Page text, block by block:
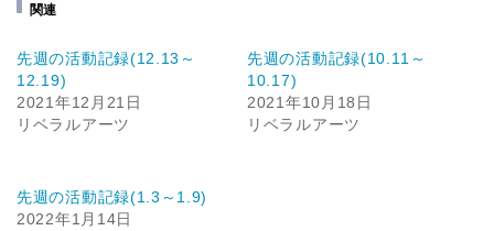
関連
先週の活動記録(12.13～
12.19)
2021年12月21日
リベラルアーツ
先週の活動記録(10.11～
10.17)
2021年10月18日
リベラルアーツ
先週の活動記録(1.3～1.9)
2022年1月14日